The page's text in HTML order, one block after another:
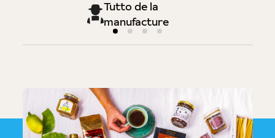
Tutto de la
manufacture